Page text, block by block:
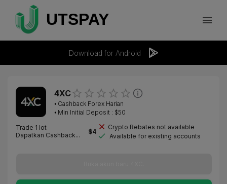
Download for Android
4XC
⦁ Cashback Forex Harian
⦁ Min Initial Deposit : $50
Trade 1 lot
Dapatkan Cashback...
$4
Crypto Rebates not available
Available for existing accounts